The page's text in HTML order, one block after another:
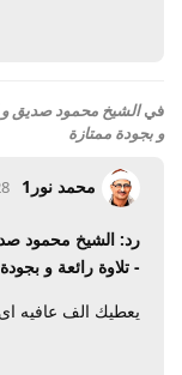
فيالشيخ محمود صديق و
و بجودة ممتازة
محمد نور1 28
رد: الشيخ محمود
- تلاوة رائعة و
يعطيك الف عافيه